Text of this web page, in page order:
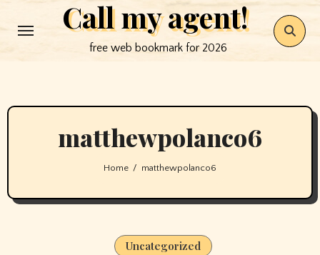
to
Call my agent!
free web bookmark for 2026
matthewpolanco6
Home matthewpolanco6
Uncategorized